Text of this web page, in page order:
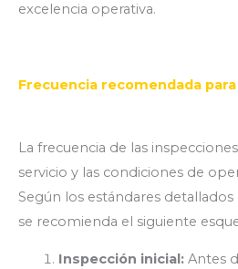
excelencia operativa.
Frecuencia recomendada
La frecuencia de las
servicio y las condiciones de
Según los estándares
se recomienda el siguiente
Inspección inicial:Antes